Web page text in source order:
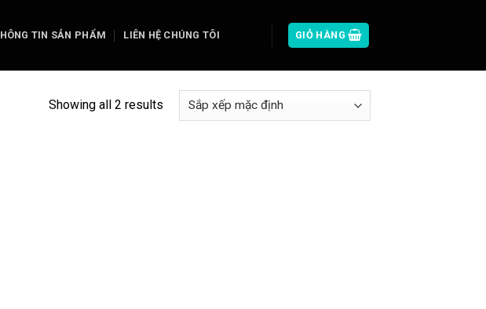
TIN SẢN PHẨM LIÊN HỆ CHÚNG TÔI GIỎ HÀNG
Showing all 2 results